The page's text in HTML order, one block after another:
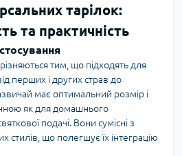
тарілок:
та практичність
тим, що підходять для
перших і других страв до
має оптимальний розмір і
як для домашнього
подачі. Вони сумісні з
стилів, що полегшує їх інтеграцію